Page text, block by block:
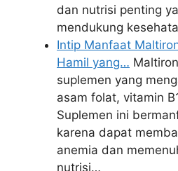
dan nutrisi penting
mendukung
Intip Manfaat
Hamil yang…
suplemen yang
asam folat, vitamin
Suplemen ini
karena dapat
anemia dan
nutrisi…